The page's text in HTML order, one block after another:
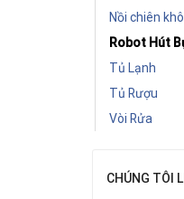
Nồi chiên
Robot Hút
Tủ Lạnh
Tủ Rượu
Vòi Rửa
CHÚNG TÔI